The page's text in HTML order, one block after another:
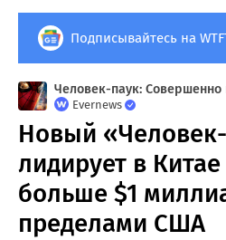
Подписывайтесь на
Evernews
Новый
лидирует в
больше $1
пределами США